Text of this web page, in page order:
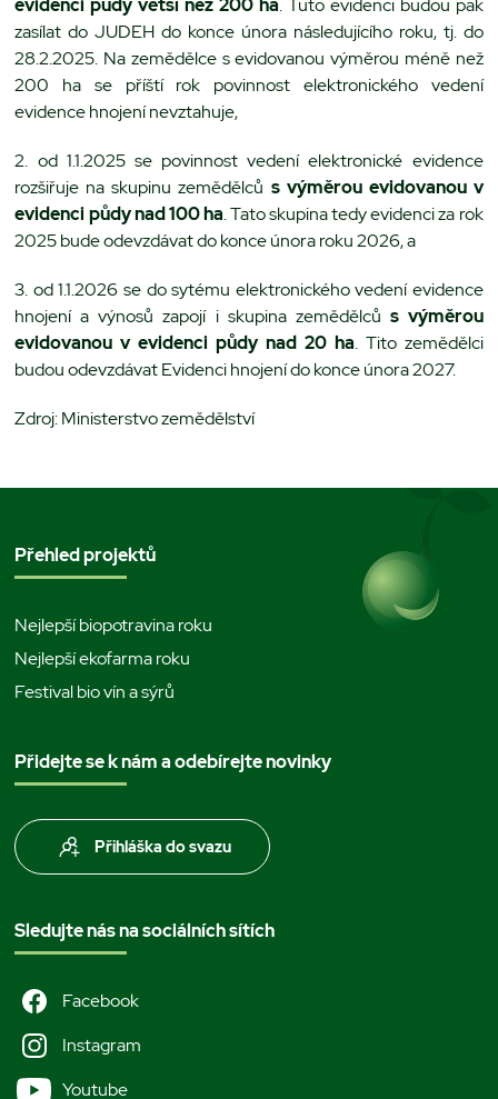
evidenci půdy větší než 200 ha. Tuto evidenci budou pak
zasílat do JUDEH do konce února následujícího roku, tj. do
28.2.2025. Na zemědělce s evidovanou výměrou méně než
200 ha se příští rok povinnost elektronického vedení
evidence hnojení nevztahuje,
2. od 1.1.2025 se povinnost vedení elektronické evidence
rozšiřuje na skupinu zemědělců s výměrou evidovanou v
evidenci půdy nad 100 ha. Tato skupina tedy evidenci za rok
2025 bude odevzdávat do konce února roku 2026, a
3. od 1.1.2026 se do sytému elektronického vedení evidence
hnojení a výnosů zapojí i skupina zemědělců s výměrou
evidovanou v evidenci půdy nad 20 ha. Tito zemědělci
budou odevzdávat Evidenci hnojení do konce února 2027.
Zdroj: Ministerstvo zemědělství
Přehled projektů
Nejlepší biopotravina roku
Nejlepší ekofarma roku
Festival bio vín a sýrů
Přidejte se k nám a odebírejte novinky
Přihláška do svazu
Sledujte nás na sociálních sítích
Facebook
Instagram
Youtube